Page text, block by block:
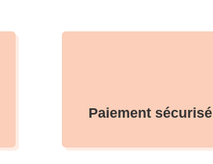
Paiement sécurisé